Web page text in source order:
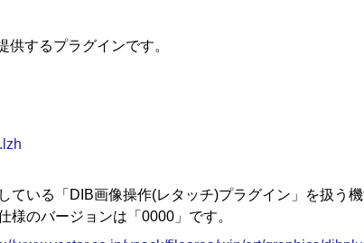
するプラグインです。
いる「DIB画像操作(レタッチ)プラグイン」を扱う
様のバージョンは「0000」です。